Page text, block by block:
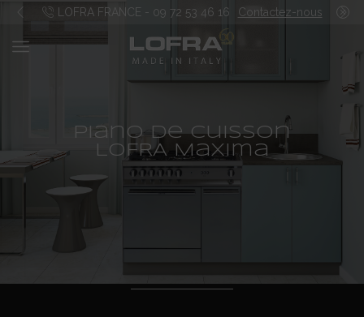
- 09 72 53 46 16 Contactez-nous
Piano de cuisson
LOFRA Maxima